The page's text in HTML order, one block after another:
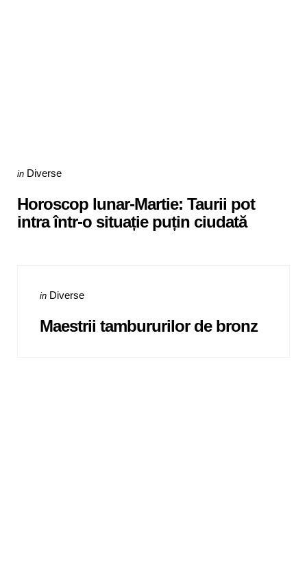
Categories
Posted
in Diverse
Horoscop lunar-Martie: Taurii pot
intra într-o situație puțin ciudată
Categories
Posted
in Diverse
Maestrii tambururilor de bronz